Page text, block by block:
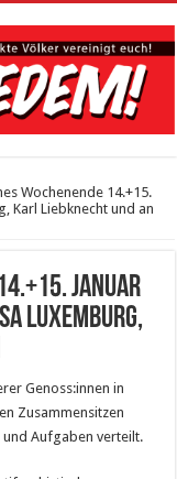
Wochenende 14.+15.
Karl Liebknecht und an
Januar
Luxemburg,
Genoss:innen in
Zusammensitzen
Aufgaben verteilt.